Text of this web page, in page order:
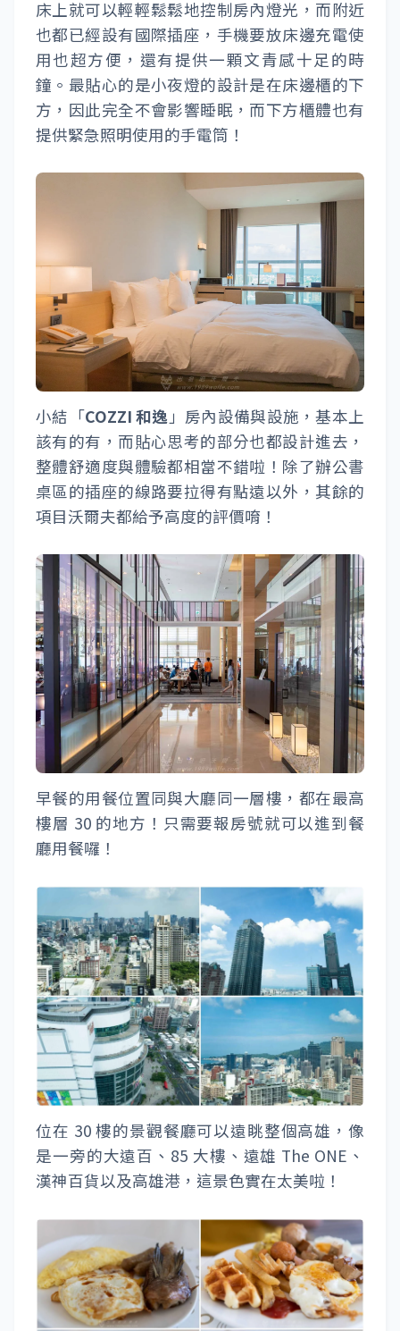
床上就可以輕輕鬆鬆地控制房內燈光，而附近
也都已經設有國際插座，手機要放床邊充電使
用也超方便，還有提供一顆文青感十足的時
鐘。最貼心的是小夜燈的設計是在床邊櫃的下
方，因此完全不會影響睡眠，而下方櫃體也有
提供緊急照明使用的手電筒！
小結「COZZI 和逸」房內設備與設施，基本上
該有的有，而貼心思考的部分也都設計進去，
整體舒適度與體驗都相當不錯啦！除了辦公書
桌區的插座的線路要拉得有點遠以外，其餘的
項目沃爾夫都給予高度的評價唷！
早餐的用餐位置同與大廳同一層樓，都在最高
樓層 30 的地方！只需要報房號就可以進到餐
廳用餐囉！
位在 30 樓的景觀餐廳可以遠眺整個高雄，像
是一旁的大遠百、85 大樓、遠雄 The ONE、
漢神百貨以及高雄港，這景色實在太美啦！